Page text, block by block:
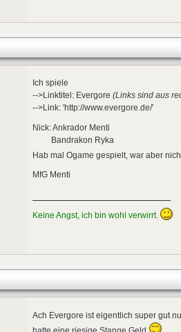
Ich spiele
-->Linktitel: Evergore (Links sind aus
-->Link: 'http://www.evergore.de/'
Nick: Ankrador Menti
Bandrakon Ryka
Hab mal Ogame gespielt, war aber
MfG Menti
Keine Angst, ich bin wohl verwirrt.
Ach Evergore ist eigentlich super gut